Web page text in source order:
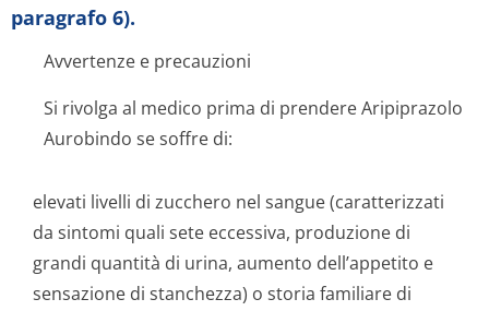
paragrafo 6).
Avvertenze e precauzioni
Si rivolga al medico prima di prendere Aripiprazolo
Aurobindo se soffre di:
elevati livelli di zucchero nel sangue (caratterizzati
da sintomi quali sete eccessiva, produzione di
grandi quantità di urina, aumento dell’appetito e
sensazione di stanchezza) o storia familiare di